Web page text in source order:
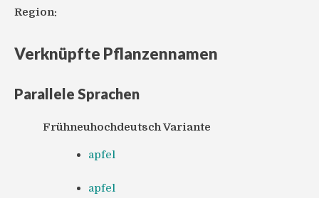
Region:
Verknüpfte Pflanzennamen
Parallele Sprachen
Frühneuhochdeutsch Variante
apfel
apfel